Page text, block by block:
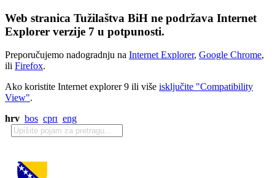
Web stranica Tužilaštva BiH ne podržava Internet
Explorer verzije 7 u potpunosti.
Preporučujemo nadogradnju na Internet Explorer, Google Chrome,
ili Firefox.
Ako koristite Internet explorer 9 ili više isključite "Compatibility
View".
hrv bos срп eng